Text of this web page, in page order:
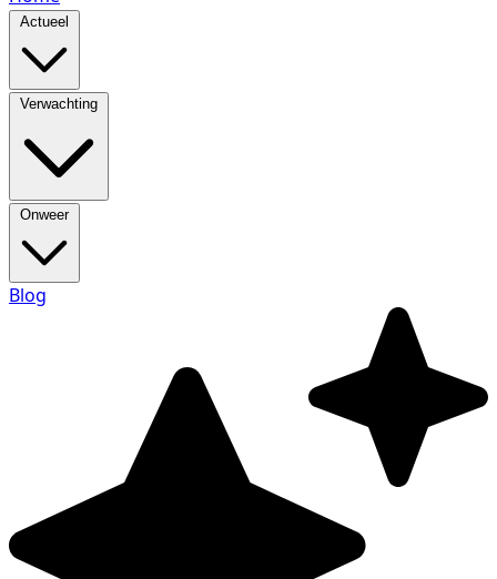
Actueel
Verwachting
Onweer
Blog